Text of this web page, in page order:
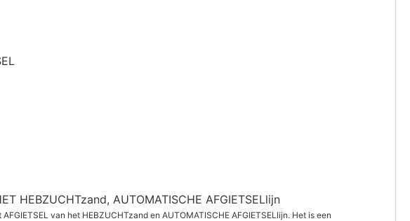
HEBZUCHTzand, AUTOMATISCHE AFGIETSELlijn
van het HEBZUCHTzand en AUTOMATISCHE AFGIETSELlijn. Het is een